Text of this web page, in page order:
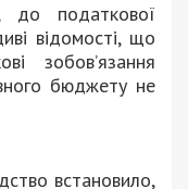
до податкової
відомості, що
зобов’язання
бюджету не
встановило,